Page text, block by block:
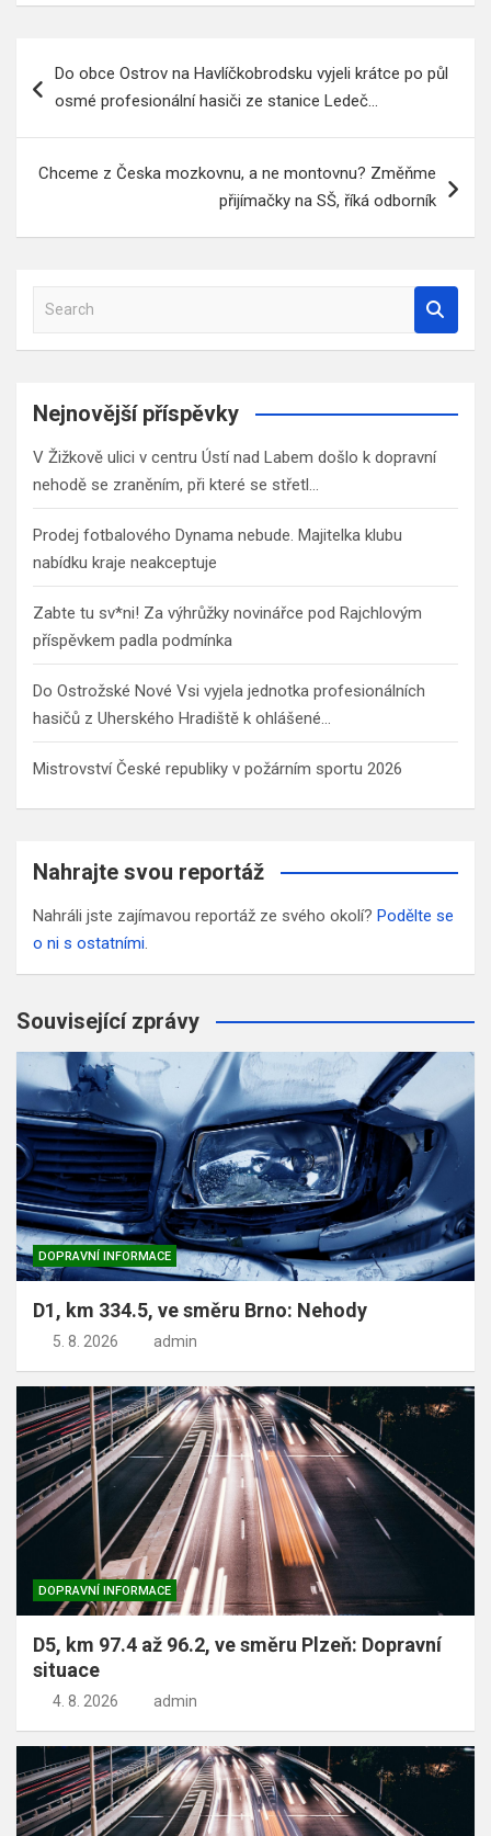
proDo obce Ostrov na Havlíčkobrodsku vyjeli krátce po půl
osmé profesionální hasiči ze stanice Ledeč…
Chceme z Česka mozkovnu, a ne montovnu? Změňme
přijímačky na SŠ, říká odborník
a
c
Nejnovější příspěvky
V Žižkově ulici v centru Ústí nad Labem došlo k dopravní
nehodě se zraněním, při které se střetl…
Prodej fotbalového Dynama nebude. Majitelka klubu
nabídku kraje neakceptuje
Zabte tu sv*ni! Za výhrůžky novinářce pod Rajchlovým
příspěvkem padla podmínka
Do Ostrožské Nové Vsi vyjela jednotka profesionálních
hasičů z Uherského Hradiště k ohlášené…
Mistrovství České republiky v požárním sportu 2026
Nahrajte svou reportáž
Nahráli jste zajímavou reportáž ze svého okolí? Podělte se
o ni s ostatními.
Související zprávy
DOPRAVNÍ INFORMACE
D1, km 334.5, ve směru Brno: Nehody
5. 8. 2026 admin
DOPRAVNÍ INFORMACE
D5, km 97.4 až 96.2, ve směru Plzeň: Dopravní
situace
4. 8. 2026 admin